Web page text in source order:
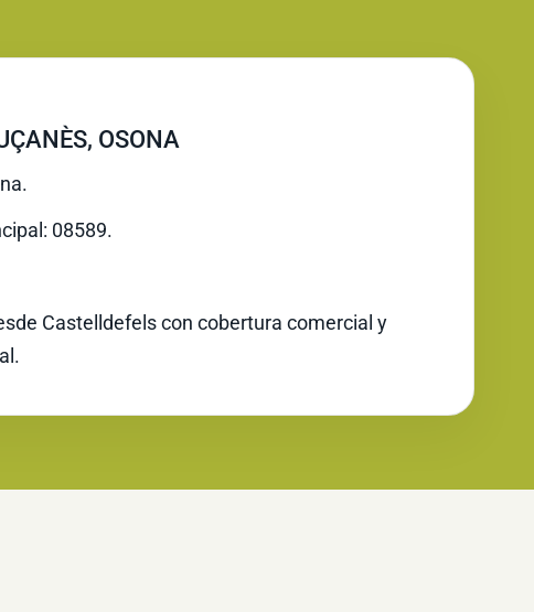
OSONA
08589.
Castelldefels con cobertura comercial y